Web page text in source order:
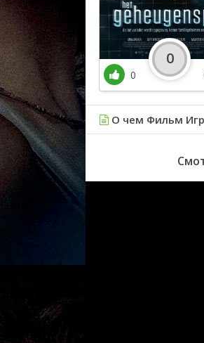
0
0
О чем Фильм